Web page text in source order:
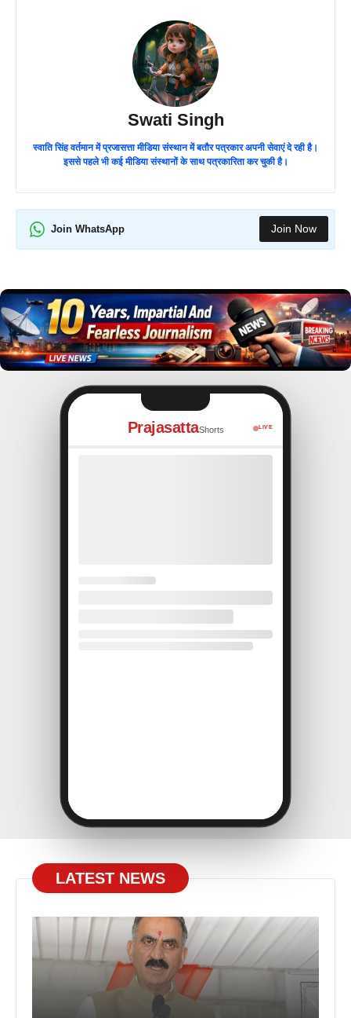
Swati Singh
स्वाति सिंह वर्तमान में प्रजासत्ता मीडिया संस्थान में बतौर पत्रकार अपनी सेवाएं दे रही है।
इससे पहले भी कई मीडिया संस्थानों के साथ पत्रकारिता कर चुकी है।
Join WhatsApp Join Now
PrajasattaShorts LIVE
LATEST NEWS